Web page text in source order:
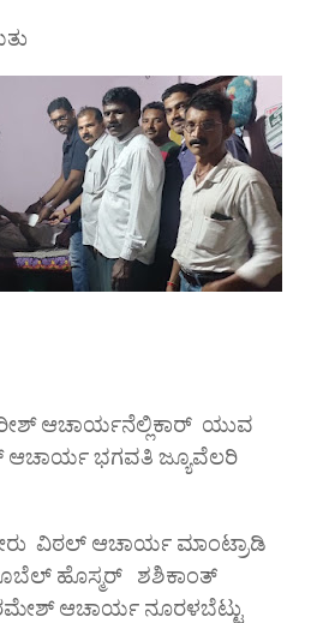
ಆಚಾರ್ಯನೆಲ್ಲಿಕಾರ್ ಯುವ
ಆಚಾರ್ಯ ಭಗವತಿ ಜ್ಯೂವೆಲರಿ
ವಿಠಲ್ ಆಚಾರ್ಯ ಮಾಂಟ್ರಾಡಿ
ಹೊಸ್ಮರ್ ಶಶಿಕಾಂತ್
ಆಚಾರ್ಯ ನೂರಳಬೆಟ್ಟು